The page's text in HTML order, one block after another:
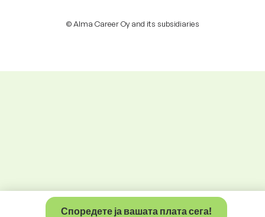
Споредете ја вашата плата сега!
© Alma Career Oy and its subsidiaries